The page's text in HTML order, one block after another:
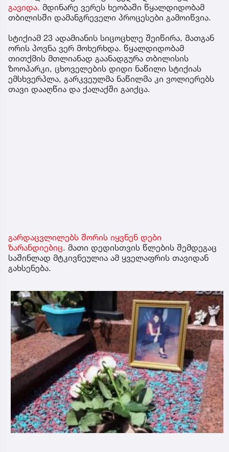
გავიდა. მდინარე ვერეს ხეობაში წყალდიდობამ
თბილისში დამანგრეველი პროცესები გამოიწვია.
სტიქიამ 23 ადამიანის სიცოცხლე შეიწირა, მათგან
ორის პოვნა ვერ მოხერხდა. წყალდიდობამ
თითქმის მთლიანად გაანადგურა თბილისის
ზოოპარკი, ცხოველების დიდი ნაწილი სტიქიას
ემსხვერპლა, გარკვეულმა ნაწილმა კი ვოლიერებს
თავი დააღწია და ქალაქში გაიქცა.
გარდაცვლილებს შორის იყვნენ დები
ზარანდიებიც. მათი დედისთვის წლების შემდეგაც
საშინლად მტკივნეულია ამ ყველაფრის თავიდან
გახსენება.